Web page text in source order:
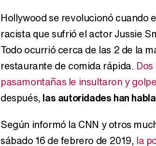
Hollywood se revolucionó cuando
racista que sufrió el actor Jussie
Todo ocurrió cerca de las 2 de la
restaurante de comida rápida.
pasamontañas le insultaron y
después, las autoridades han
Según informó la CNN y otros
sábado 16 de febrero de 2019, la